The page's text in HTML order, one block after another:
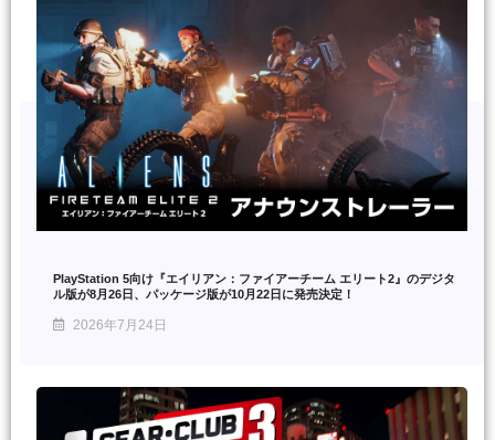
PlayStation 5向け『エイリアン：ファイアーチーム エリート2』のデジタ
ル版が8月26日、パッケージ版が10月22日に発売決定！
2026年7月24日